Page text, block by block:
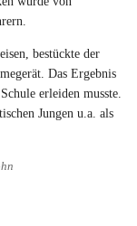
bestückte der
Das Ergebnis
erleiden musste.
Jungen u.a. als